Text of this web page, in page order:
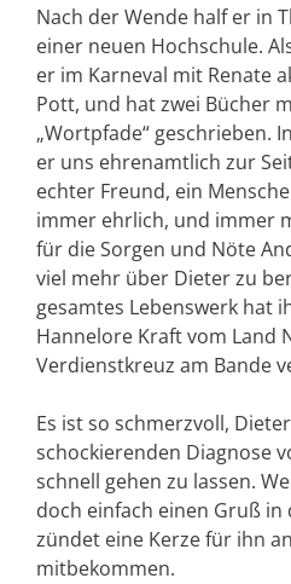
Nach der Wende half er in
einer neuen Hochschule.
er im Karneval mit Renate
Pott, und hat zwei Bücher
„Wortpfade“ geschrieben.
er uns ehrenamtlich zur
echter Freund, ein
immer ehrlich, und immer
für die Sorgen und Nöte
viel mehr über Dieter zu
gesamtes Lebenswerk hat
Hannelore Kraft vom Land
Verdienstkreuz am Bande
Es ist so schmerzvoll,
schockierenden Diagnose
schnell gehen zu lassen.
doch einfach einen Gruß
zündet eine Kerze für ihn
mitbekommen.